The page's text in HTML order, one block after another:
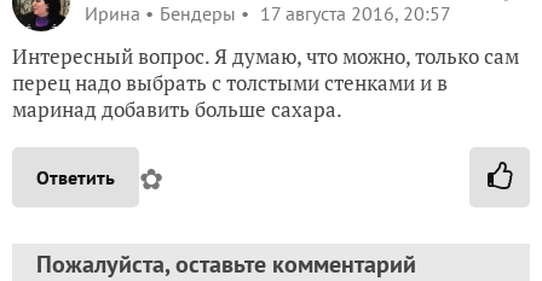
Ирина
Бендеры 17 августа 2016, 20:57
Интересный вопрос. Я думаю, что можно, только сам
перец надо выбрать с толстыми стенками и в
маринад добавить больше сахара.
Ответить ✿
Пожалуйста, оставьте комментарий